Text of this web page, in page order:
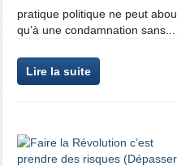
pratique politique ne peut
qu’à une condamnation sans...
Lire la suite